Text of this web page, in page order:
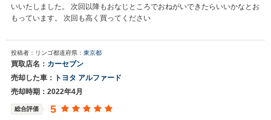
いいたしました。 次回以降もおなじところでおねがいできたらいいかなとお
もっています。 次回も高く買ってください
投稿者：リンゴ都道府県： 東京都
買取店名： カーセブン
売却した車：
トヨタ アルファード
売却時期：2022年4月
総合評価 5